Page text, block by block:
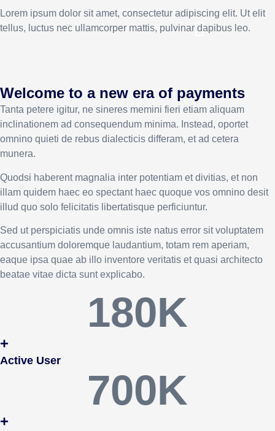
Lorem ipsum dolor sit amet, consectetur adipiscing elit. Ut elit
tellus, luctus nec ullamcorper mattis, pulvinar dapibus leo.
Welcome to a new era of payments
Tanta petere igitur, ne sineres memini fieri etiam aliquam
inclinationem ad consequendum minima. Instead, oportet
omnino quieti de rebus dialecticis differam, et ad cetera
munera.
Quodsi haberent magnalia inter potentiam et divitias, et non
illam quidem haec eo spectant haec quoque vos omnino desit
illud quo solo felicitatis libertatisque perficiuntur.
Sed ut perspiciatis unde omnis iste natus error sit voluptatem
accusantium doloremque laudantium, totam rem aperiam,
eaque ipsa quae ab illo inventore veritatis et quasi architecto
beatae vitae dicta sunt explicabo.
180K
+
Active User
700K
+